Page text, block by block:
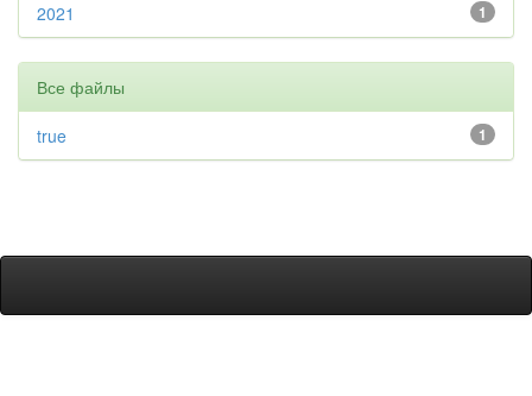
1
2021
Все файлы
1
true